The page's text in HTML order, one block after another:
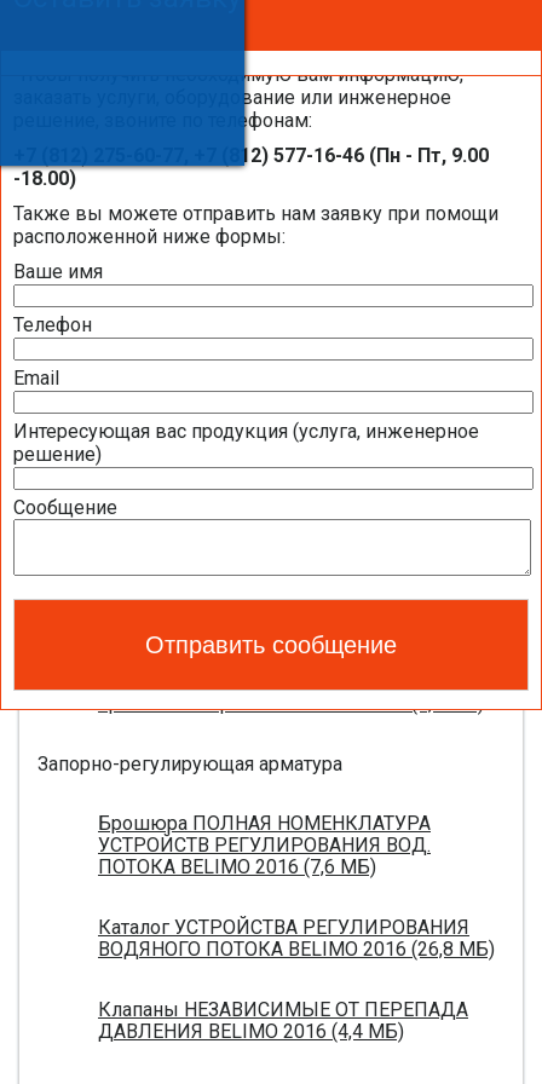
Оставить заявку
Чтобы получить необходимую вам информацию,
заказать услуги, оборудование или инженерное
решение, звоните по телефонам:
+7 (812) 275-60-77, +7 (812) 577-16-46 (Пн - Пт, 9.00
-18.00)
Также вы можете отправить нам заявку при помощи
расположенной ниже формы:
Ваше имя
Телефон
Email
Интересующая вас продукция (услуга, инженерное
решение)
Сообщение
Каталоги и брошюры BELIMO
Общая информация BELIMO
Презентация компании BELIMO 2016 (2,51
МБ)
Полная номенклатура продукции BELIMO
Приводы для воздушных клапанов
Полный обзор электроприводов для систем
вентиляции 2016 (17,5 МБ)
Каталог ЭЛЕКТРОПРИВОДЫ ДЛЯ
ВОЗДУШНЫХ ЗАСЛОНОК BELIMO 2016 (18,2
противопожарных клапанов 2015 (0,8 МБ)
Запорно-регулирующая арматура
Брошюра ПОЛНАЯ НОМЕНКЛАТУРА
УСТРОЙСТВ РЕГУЛИРОВАНИЯ ВОД.
ПОТОКА BELIMO 2016 (7,6 МБ)
Каталог УСТРОЙСТВА РЕГУЛИРОВАНИЯ
ВОДЯНОГО ПОТОКА BELIMO 2016 (26,8 МБ)
Клапаны НЕЗАВИСИМЫЕ ОТ ПЕРЕПАДА
ДАВЛЕНИЯ BELIMO 2016 (4,4 МБ)